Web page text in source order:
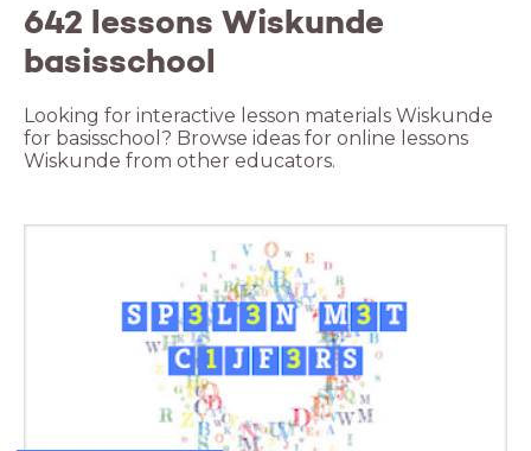
642 lessons Wiskunde
basisschool
Looking for interactive lesson materials Wiskunde
for basisschool? Browse ideas for online lessons
Wiskunde from other educators.